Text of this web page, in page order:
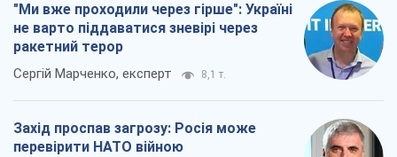
"Ми вже проходили через гірше": Україні
не варто піддаватися зневірі через
ракетний терор
Сергій Марченко, експерт 8,1 т.
Захід проспав загрозу: Росія може
перевірити НАТО війною